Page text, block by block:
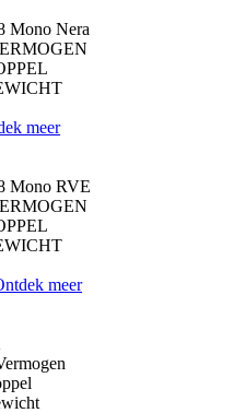
Mono Nera
meer
Mono RVE
meer